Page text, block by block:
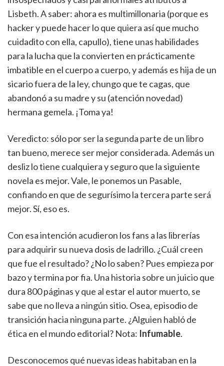
Lisbeth. A saber: ahora es multimillonaria (porque es
hacker y puede hacer lo que quiera así que mucho
cuidadito con ella, capullo), tiene unas habilidades
para la lucha que la convierten en prácticamente
imbatible en el cuerpo a cuerpo, y además es hija de un
sicario fuera de la ley, chungo que te cagas, que
abandonó a su madre y su (atención novedad)
hermana gemela. ¡Toma ya!
Veredicto: sólo por ser la segunda parte de un libro
tan bueno, merece ser mejor considerada. Además un
desliz lo tiene cualquiera y seguro que la siguiente
novela es mejor. Vale, le ponemos un Pasable,
confiando en que de segurísimo la tercera parte será
mejor. Sí, eso es.
Con esa intención acudieron los fans a las librerías
para adquirir su nueva dosis de ladrillo. ¿Cuál creen
que fue el resultado? ¿No lo saben? Pues empieza por
bazo y termina por fia. Una historia sobre un juicio que
dura 800 páginas y que al estar el autor muerto, se
sabe que no lleva a ningún sitio. Osea, episodio de
transición hacia ninguna parte. ¿Alguien habló de
ética en el mundo editorial? Nota: Infumable.
Desconocemos qué nuevas ideas habitaban en la